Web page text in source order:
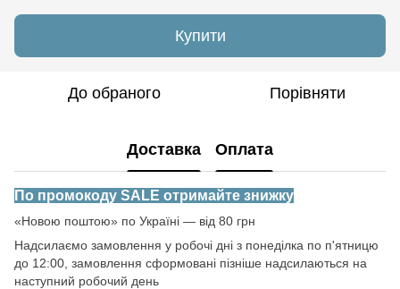
Купити
До обраного Порівняти
Доставка Оплата
По промокоду SALE отримайте знижку
«Новою поштою» по Україні — від 80 грн
Надсилаємо замовлення у робочі дні з понеділка по п'ятницю
до 12:00, замовлення сформовані пізніше надсилаються на
наступний робочий день